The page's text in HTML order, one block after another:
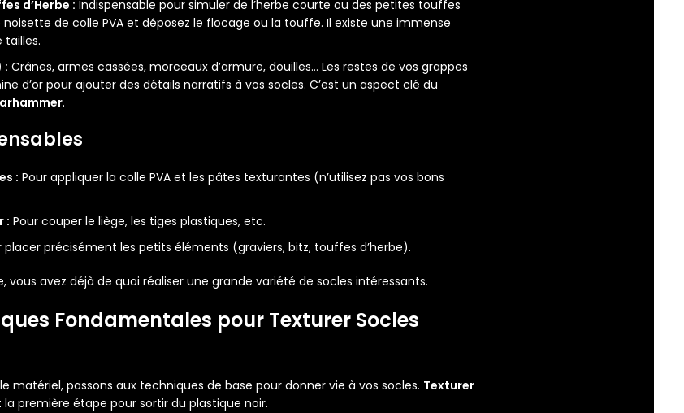
d’Herbe : Indispensable pour simuler de l’herbe courte ou des petites touffes
de colle PVA et déposez le flocage ou la touffe. Il existe une immense
tailles.
: Crânes, armes cassées, morceaux d’armure, douilles… Les restes de vos grappes
d’or pour ajouter des détails narratifs à vos socles. C’est un aspect clé du
.
: Pour appliquer la colle PVA et les pâtes texturantes (n’utilisez pas vos bons
: Pour couper le liège, les tiges plastiques, etc.
placer précisément les petits éléments (graviers, bitz, touffes d’herbe).
vous avez déjà de quoi réaliser une grande variété de socles intéressants.
Fondamentales pour Texturer Socles
matériel, passons aux techniques de base pour donner vie à vos socles. Texturer
la première étape pour sortir du plastique noir.